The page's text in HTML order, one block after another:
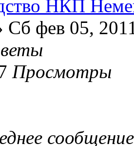
НКП
Сб фев 05,
Просмотры